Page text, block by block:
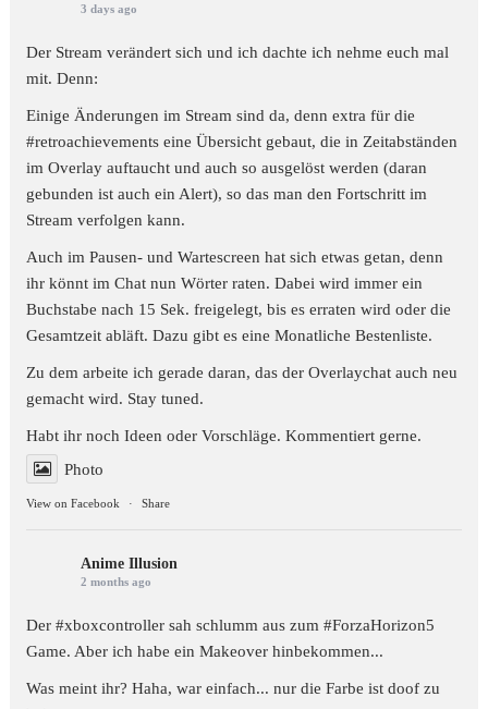
3 days ago
Der Stream verändert sich und ich dachte ich nehme euch mal
mit. Denn:
Einige Änderungen im Stream sind da, denn extra für die
#retroachievements eine Übersicht gebaut, die in Zeitabständen
im Overlay auftaucht und auch so ausgelöst werden (daran
gebunden ist auch ein Alert), so das man den Fortschritt im
Stream verfolgen kann.
Auch im Pausen- und Wartescreen hat sich etwas getan, denn
ihr könnt im Chat nun Wörter raten. Dabei wird immer ein
Buchstabe nach 15 Sek. freigelegt, bis es erraten wird oder die
Gesamtzeit abläft. Dazu gibt es eine Monatliche Bestenliste.
Zu dem arbeite ich gerade daran, das der Overlaychat auch neu
gemacht wird. Stay tuned.
Habt ihr noch Ideen oder Vorschläge. Kommentiert gerne.
Photo
View on Facebook · Share
Anime Illusion
2 months ago
Der #xboxcontroller sah schlumm aus zum#ForzaHorizon5
Game. Aber ich habe ein Makeover hinbekommen...
Was meint ihr? Haha, war einfach... nur die Farbe ist doof zu